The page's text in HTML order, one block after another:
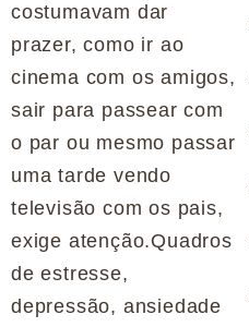
costumavam dar
prazer, como ir ao
cinema com os amigos,
sair para passear com
o par ou mesmo passar
uma tarde vendo
televisão com os pais,
exige atenção.Quadros
de estresse,
depressão, ansiedade